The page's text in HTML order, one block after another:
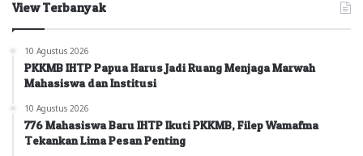
View Terbanyak
10 Agustus 2026
PKKMB IHTP Papua Harus Jadi Ruang Menjaga Marwah
Mahasiswa dan Institusi
10 Agustus 2026
776 Mahasiswa Baru IHTP Ikuti PKKMB, Filep Wamafma
Tekankan Lima Pesan Penting